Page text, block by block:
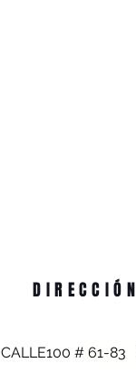
DIRECCIÓN
CALLE100 # 61-83